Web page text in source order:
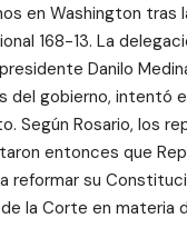
en Washington tras
168-13. La
Danilo
del gobierno, intentó
Según Rosario, los
entonces que
reformar su
la Corte en materia